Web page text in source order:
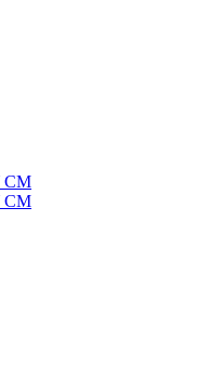
CM
CM